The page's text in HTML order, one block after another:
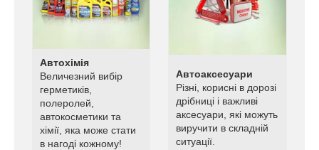
Автохімія
Величезний вибір
герметиків,
полеролей,
автокосметики та
хімії, яка може стати
в нагоді кожному!
Автоаксесуари
Різні, корисні в дорозі
дрібниці і важливі
аксесуари, які можуть
виручити в складній
ситуації.